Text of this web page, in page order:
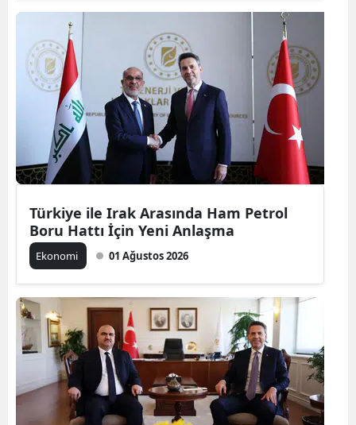
Türkiye ile Irak Arasında Ham Petrol
Boru Hattı İçin Yeni Anlaşma
Ekonomi 01 Ağustos 2026